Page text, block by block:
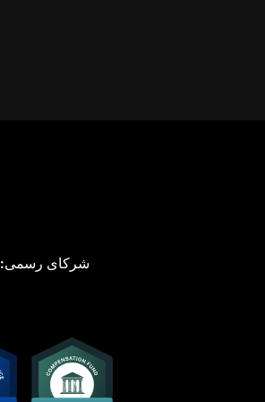
شرکای رسمی: